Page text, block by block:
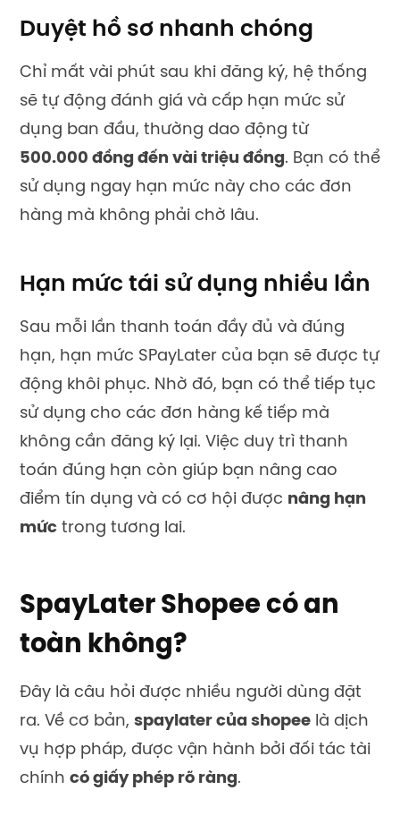
Duyệt hồ sơ nhanh chóng
Chỉ mất vài phút sau khi đăng ký, hệ thống
sẽ tự động đánh giá và cấp hạn mức sử
dụng ban đầu, thường dao động từ
500.000 đồng đến vài triệu đồng. Bạn có thể
sử dụng ngay hạn mức này cho các đơn
hàng mà không phải chờ lâu.
Hạn mức tái sử dụng nhiều lần
Sau mỗi lần thanh toán đầy đủ và đúng
hạn, hạn mức SPayLater của bạn sẽ được tự
động khôi phục. Nhờ đó, bạn có thể tiếp tục
sử dụng cho các đơn hàng kế tiếp mà
không cần đăng ký lại. Việc duy trì thanh
toán đúng hạn còn giúp bạn nâng cao
điểm tín dụng và có cơ hội được nâng hạn
mức trong tương lai.
SpayLater Shopee có an
toàn không?
Đây là câu hỏi được nhiều người dùng đặt
ra. Về cơ bản, spaylater của shopee là dịch
vụ hợp pháp, được vận hành bởi đối tác tài
chính có giấy phép rõ ràng.